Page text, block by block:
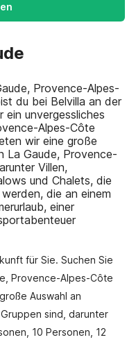
Provence-Alpes-
du bei Belvilla an der
ein unvergessliches
Alpes-Côte
wir eine große
La Gaude, Provence-
Villen,
und Chalets, die
die an einem
einer
für Sie. Suchen Sie
Provence-Alpes-Côte
Auswahl an
sind, darunter
10 Personen, 12